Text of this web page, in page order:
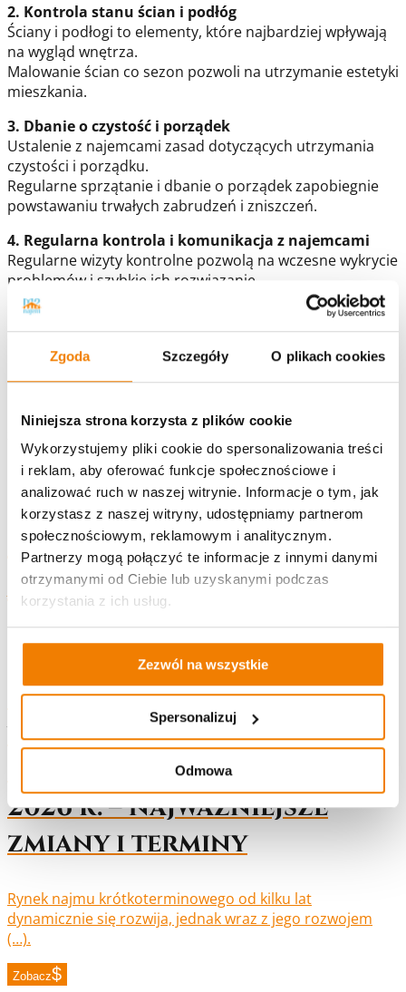
Zgoda Szczegóły O plikach cookies
Niniejsza strona korzysta z plików cookie
Wykorzystujemy pliki cookie do spersonalizowania treści
i reklam, aby oferować funkcje społecznościowe i
analizować ruch w naszej witrynie. Informacje o tym, jak
korzystasz z naszej witryny, udostępniamy partnerom
społecznościowym, reklamowym i analitycznym.
Partnerzy mogą połączyć te informacje z innymi danymi
otrzymanymi od Ciebie lub uzyskanymi podczas
korzystania z ich usług.
Zezwól na wszystkie
Spersonalizuj
Odmowa
2. Kontrola stanu ścian i podłóg
Ściany i podłogi to elementy, które najbardziej wpływają
na wygląd wnętrza.
Malowanie ścian co sezon pozwoli na utrzymanie estetyki
mieszkania.
3. Dbanie o czystość i porządek
Ustalenie z najemcami zasad dotyczących utrzymania
czystości i porządku.
Regularne sprzątanie i dbanie o porządek zapobiegnie
powstawaniu trwałych zabrudzeń i zniszczeń.
4. Regularna kontrola i komunikacja z najemcami
Regularne wizyty kontrolne pozwolą na wczesne wykrycie
problemów i szybkie ich rozwiązanie.
Dbanie o mieszkanie i utrzymanie go w atrakcyjnym
stanie to klucz do przyciągnięcia i zatrzymania
najlepszych najemców.
nieruchomość będzie cieszyć się dużym
zainteresowaniem i generować stabilny dochód.
Dowiedz się więcej !
M2 Najem
Pozostałe
aktualności$
Nowe obowiązki
właścicieli nieruchomości
na wynajem od 30 czerwca
2026 r. – najważniejsze
zmiany i terminy
Rynek najmu krótkoterminowego od kilku lat
dynamicznie się rozwija, jednak wraz z jego rozwojem
(…).
Zobacz